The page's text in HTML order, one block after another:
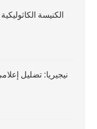
الكنيسة
نيجيريا: تضليل